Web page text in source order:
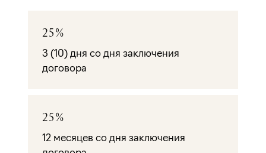
25%
3 (10) дня со дня заключения
договора
25%
12 месяцев со дня заключения